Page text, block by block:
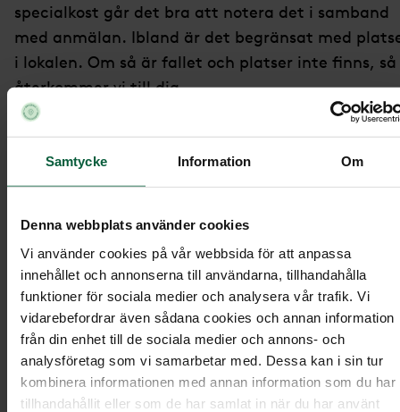
Samtycke Information Om
Denna webbplats använder cookies
Vi använder cookies på vår webbsida för att anpassa
innehållet och annonserna till användarna, tillhandahålla
funktioner för sociala medier och analysera vår trafik. Vi
vidarebefordrar även sådana cookies och annan information
från din enhet till de sociala medier och annons- och
analysföretag som vi samarbetar med. Dessa kan i sin tur
kombinera informationen med annan information som du har
tillhandahållit eller som de har samlat in när du har använt
specialkost går det bra att notera det i samband
med anmälan. Ibland är det begränsat med
i lokalen. Om så är fallet och platser inte finns, så
återkommer vi till dig.
På den digitala minnessidan kan du också hitta
information om begravningsceremonin och
Hitta minnessida:
Gå tillvåra minnessidor
Sök på den avlidnas namn.
Klicka på ikonen ”Minnessida” bredvid den
avlidnas namn.